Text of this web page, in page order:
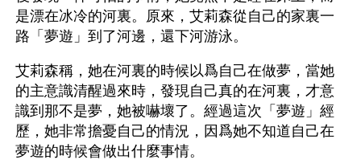
是漂在冰冷的河裏。原來，艾莉森從自己的家裏一
路「夢遊」到了河邊，還下河游泳。
艾莉森稱，她在河裏的時候以爲自己在做夢，當她
的主意識清醒過來時，發現自己真的在河裏，才意
識到那不是夢，她被嚇壞了。經過這次「夢遊」經
歷，她非常擔憂自己的情況，因爲她不知道自己在
夢遊的時候會做出什麼事情。